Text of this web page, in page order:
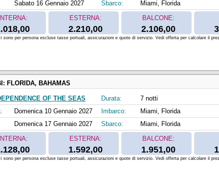
Sabato 16 Gennaio 2027
Sbarco:
Miami, Florida
ESTERNA:
2.210,00
BALCONE:
2.106,00
sono per persona escluse tasse portuali, assicurazioni e quote di servizio. Vedi offerta per calcolare il
FLORIDA, BAHAMAS
OF THE SEAS
Domenica 10 Gennaio 2027
Domenica 17 Gennaio 2027
Durata:
7 notti
Imbarco:
Miami, Florida
Sbarco:
Miami, Florida
ESTERNA:
1.592,00
BALCONE:
1.951,00
sono per persona escluse tasse portuali, assicurazioni e quote di servizio. Vedi offerta per calcolare il